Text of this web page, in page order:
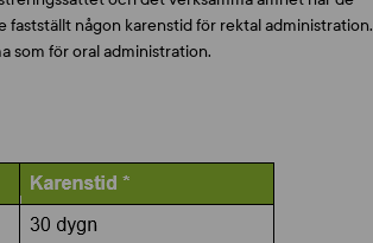
fastställt någon karenstid för rektal administration.
som för oral administration.